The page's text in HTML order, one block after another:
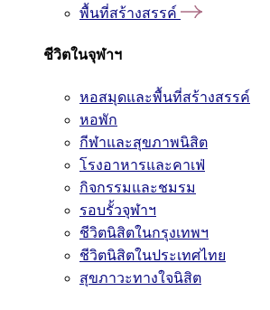
พื้นที่สร้างสรรค์
ชีวิตในจุฬาฯ
หอสมุดและพื้นที่สร้างสรรค์
หอพัก
กีฬาและสุขภาพนิสิต
โรงอาหารและคาเฟ่
กิจกรรมและชมรม
รอบรั้วจุฬาฯ
ชีวิตนิสิตในกรุงเทพฯ
ชีวิตนิสิตในประเทศไทย
สุขภาวะทางใจนิสิต